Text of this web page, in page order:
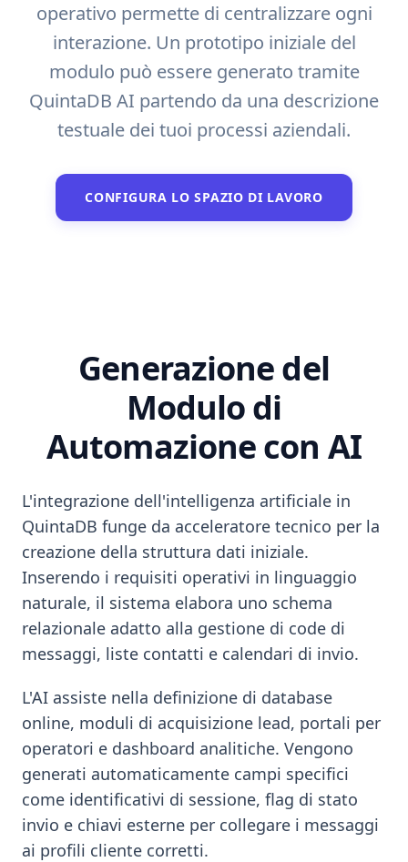
operativo permette di centralizzare ogni
interazione. Un prototipo iniziale del
modulo può essere generato tramite
QuintaDB AI partendo da una descrizione
testuale dei tuoi processi aziendali.
CONFIGURA LO SPAZIO DI LAVORO
Generazione del
Modulo di
Automazione con AI
L'integrazione dell'intelligenza artificiale in
QuintaDB funge da acceleratore tecnico per la
creazione della struttura dati iniziale.
Inserendo i requisiti operativi in linguaggio
naturale, il sistema elabora uno schema
relazionale adatto alla gestione di code di
messaggi, liste contatti e calendari di invio.
L'AI assiste nella definizione di database
online, moduli di acquisizione lead, portali per
operatori e dashboard analitiche. Vengono
generati automaticamente campi specifici
come identificativi di sessione, flag di stato
invio e chiavi esterne per collegare i messaggi
ai profili cliente corretti.